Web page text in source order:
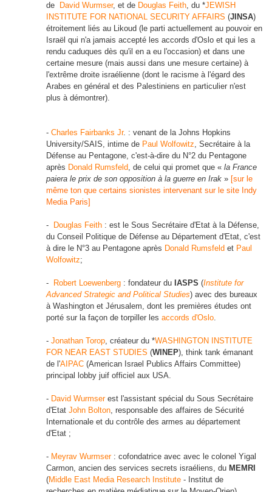
de
David Wurmser, et de Douglas Feith, du *JEWISH
INSTITUTE FOR NATIONAL SECURITY AFFAIRS (JINSA)
étroitement liés au Likoud (le parti actuellement au pouvoir en
Israël qui n'a jamais accepté les accords d'Oslo et qui les a
rendu caduques dès qu'il en a eu l'occasion) et dans une
certaine mesure (mais aussi dans une mesure certaine) à
l'extrême droite israélienne (dont le racisme à l'égard des
Arabes en général et des Palestiniens en particulier n'est
plus à démontrer).
- Charles Fairbanks Jr. : venant de la Johns Hopkins
University/SAIS, intime de Paul Wolfowitz, Secrétaire à la
Défense au Pentagone, c'est-à-dire du N°2 du Pentagone
après Donald Rumsfeld, de celui qui promet que « la France
paiera le prix de son opposition à la guerre en Irak » [sur le
même ton que certains sionistes intervenant sur le site Indy
Media Paris]
- Douglas Feith : est le Sous Secrétaire d'Etat à la Défense,
du Conseil Politique de Défense au Département d'Etat, c'est
à dire le N°3 au Pentagone après Donald Rumsfeld et Paul
Wolfowitz;
- Robert Loewenberg : fondateur du IASPS (Institute for
Advanced Strategic and Political Studies) avec des bureaux
à Washington et Jérusalem, dont les premières études ont
porté sur la façon de torpiller les accords d'Oslo.
- Jonathan Torop, créateur du *WASHINGTON INSTITUTE
FOR NEAR EAST STUDIES (WINEP), think tank émanant
de l'AIPAC (American Israel Publics Affairs Committee)
principal lobby juif officiel aux USA.
- David Wurmserest l'assistant spécial du Sous Secrétaire
d'Etat John Bolton, responsable des affaires de Sécurité
Internationale et du contrôle des armes au département
d'Etat ;
- Meyrav Wurmser: cofondatrice avec avec le colonel Yigal
Carmon, ancien des services secrets israéliens, du MEMRI
(Middle East Media Research Institute - Institut de